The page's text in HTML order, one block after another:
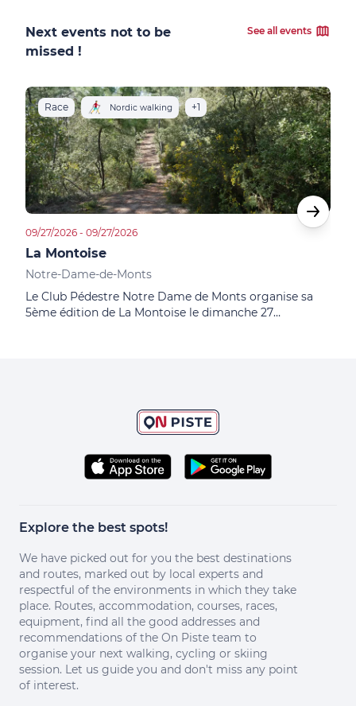
Next events not to be
missed !
See all events
Race Nordic walking +1
09/27/2026 - 09/27/2026
La Montoise
Notre-Dame-de-Monts
Le Club Pédestre Notre Dame de Monts organise sa
5ème édition de La Montoise le dimanche 27
Explore the best spots!
We have picked out for you the best destinations
and routes, marked out by local experts and
respectful of the environments in which they take
place. Routes, accommodation, courses, races,
equipment, find all the good addresses and
recommendations of the On Piste team to
organise your next walking, cycling or skiing
session. Let us guide you and don't miss any point
of interest.